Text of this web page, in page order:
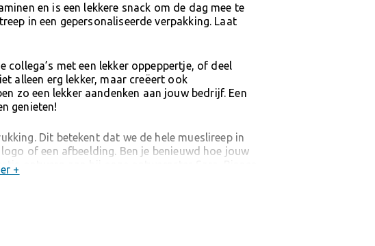
en is een lekkere snack om de dag mee te
in een gepersonaliseerde verpakking. Laat
met een lekker oppeppertje, of deel
alleen erg lekker, maar creëert ook
zo een lekker aandenken aan jouw bedrijf. Een
genieten!
Dit betekent dat we de hele mueslireep in
of een afbeelding. Ben je benieuwd hoe jouw
ontwerp aan bij onze ontwerpster Sara. Binnen
+